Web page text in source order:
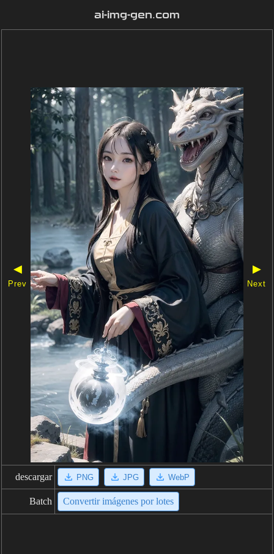
ai-img-gen.com
◀
Prev
▶
Next
descargar PNG JPG WebP
Batch Convertir imágenes por lotes